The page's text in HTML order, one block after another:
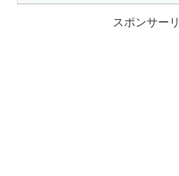
スポンサー